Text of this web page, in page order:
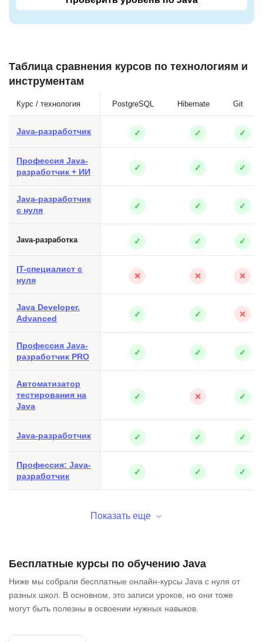
Таблица сравнения курсов по технологиям и
инструментам
Курс / технология PostgreSQL Hibernate Git
Java-разработчик ✓ ✓ ✓
Профессия Java-
разработчик + ИИ
✓ ✓ ✓
Java-разработчик
с нуля
✓ ✓ ✓
Java-разработка ✓ ✓ ✓
IT-специалист с
нуля
✕ ✕ ✕
Java Developer.
Advanced
✓ ✓ ✕
Профессия Java-
разработчик PRO
✓ ✓ ✓
Автоматизатор
тестирования на
Java
✓ ✕ ✓
Java-разработчик ✓ ✓ ✓
Профессия: Java-
разработчик
✓ ✓ ✓
Показать еще
Бесплатные курсы по обучению Java
Ниже мы собрали бесплатные онлайн-курсы Java с нуля от
разных школ. В основном, это записи уроков, но они тоже
могут быть полезны в освоении нужных навыков.